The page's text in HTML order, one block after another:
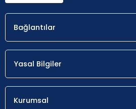
Olası seçim.
M - Paslanmaz çelik (korozyona
oranı > %11
Bağlantılar
Yasal Bilgiler
Kurumsal